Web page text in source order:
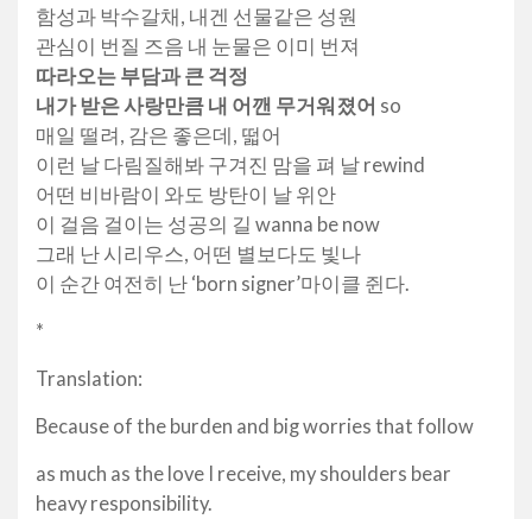
함성과 박수갈채, 내겐 선물같은 성원
관심이 번질 즈음 내 눈물은 이미 번져
따라오는 부담과 큰 걱정
내가 받은 사랑만큼 내 어깬 무거워졌어 so
매일 떨려, 감은 좋은데, 떫어
이런 날 다림질해봐 구겨진 맘을 펴 날 rewind
어떤 비바람이 와도 방탄이 날 위안
이 걸음 걸이는 성공의 길 wanna be now
그래 난 시리우스, 어떤 별보다도 빛나
이 순간 여전히 난 ‘born signer’마이클 쥔다.
*
Translation:
Because of the burden and big worries that follow
as much as the love I receive, my shoulders bear
heavy responsibility.